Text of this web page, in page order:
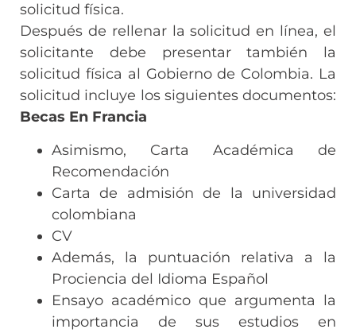
solicitud física.
Después de rellenar la solicitud en línea, el
solicitante debe presentar también la
solicitud física al Gobierno de Colombia. La
solicitud incluye los siguientes documentos:
Becas En Francia
Asimismo, Carta Académica de
Recomendación
Carta de admisión de la universidad
colombiana
CV
Además, la puntuación relativa a la
Prociencia del Idioma Español
Ensayo académico que argumenta la
importancia de sus estudios en